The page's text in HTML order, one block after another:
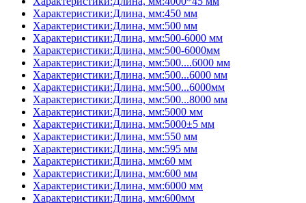
Характеристики:Длина, мм:450 мм
Характеристики:Длина, мм:500 мм
Характеристики:Длина, мм:500-6000 мм
Характеристики:Длина, мм:500-6000мм
Характеристики:Длина, мм:500....6000 мм
Характеристики:Длина, мм:500...6000 мм
Характеристики:Длина, мм:500...6000мм
Характеристики:Длина, мм:500...8000 мм
Характеристики:Длина, мм:5000 мм
Характеристики:Длина, мм:5000±5 мм
Характеристики:Длина, мм:550 мм
Характеристики:Длина, мм:595 мм
Характеристики:Длина, мм:60 мм
Характеристики:Длина, мм:600 мм
Характеристики:Длина, мм:6000 мм
Характеристики:Длина, мм:600мм